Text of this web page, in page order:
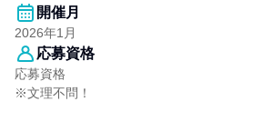
開催月
2026年1月
応募資格
応募資格
※文理不問！